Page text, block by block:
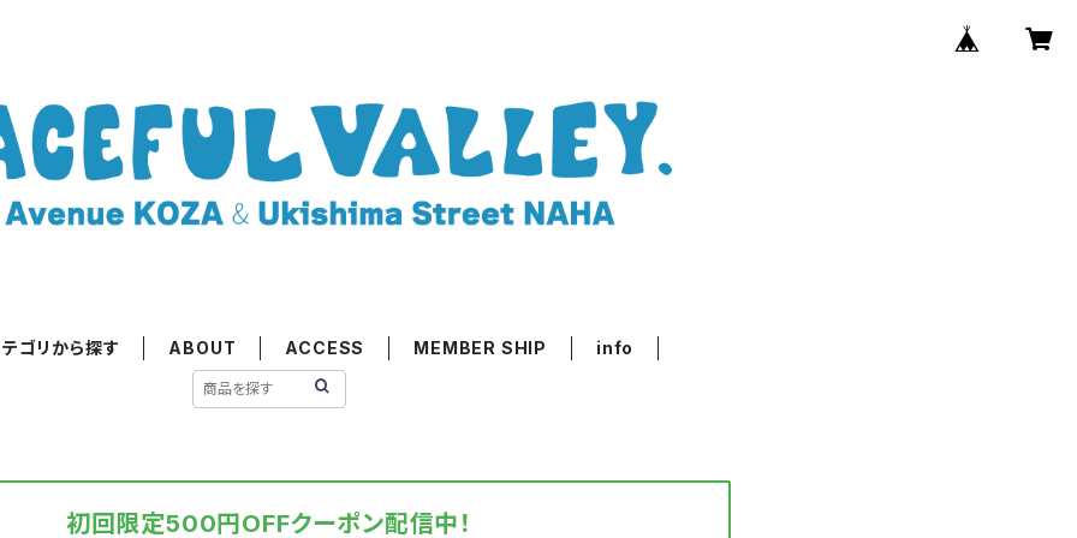
ゴリから探す ABOUT ACCESS MEMBER SHIP info
初回限定500円OFFクーポン配信中！